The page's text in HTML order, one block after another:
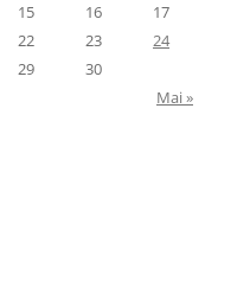
15 16
17
22 23
24
29
30
Mai »